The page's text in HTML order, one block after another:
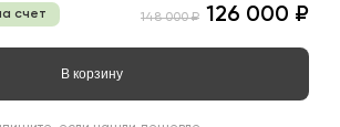
счет 148 000 ₽ 126 000 ₽
В корзину